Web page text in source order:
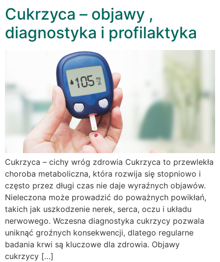
Cukrzyca – objawy ,
diagnostyka i profilaktyka
Cukrzyca – cichy wróg zdrowia Cukrzyca to przewlekła
choroba metaboliczna, która rozwija się stopniowo i
często przez długi czas nie daje wyraźnych objawów.
Nieleczona może prowadzić do poważnych powikłań,
takich jak uszkodzenie nerek, serca, oczu i układu
nerwowego. Wczesna diagnostyka cukrzycy pozwala
uniknąć groźnych konsekwencji, dlatego regularne
badania krwi są kluczowe dla zdrowia. Objawy
cukrzycy […]